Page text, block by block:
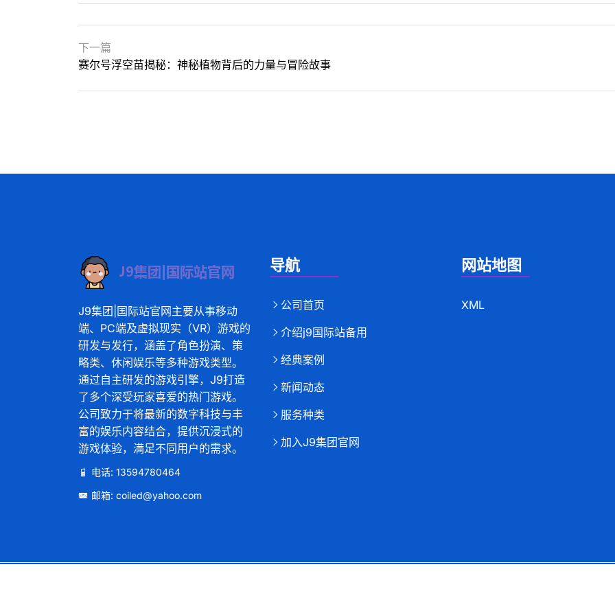
下一篇
赛尔号浮空苗揭秘：神秘植物背后的力量与冒险故事
J9集团|国际站官网主要从事移动
端、PC端及虚拟现实（VR）游戏的
研发与发行，涵盖了角色扮演、策
略类、休闲娱乐等多种游戏类型。
通过自主研发的游戏引擎，J9打造
了多个深受玩家喜爱的热门游戏。
公司致力于将最新的数字科技与丰
富的娱乐内容结合，提供沉浸式的
游戏体验，满足不同用户的需求。
电话: 13594780464
邮箱: coiled@yahoo.com
导航
公司首页
介绍j9国际站备用
经典案例
新闻动态
服务种类
加入J9集团官网
网站地图
XML